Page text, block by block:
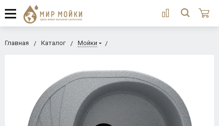
Главная Каталог Мойки